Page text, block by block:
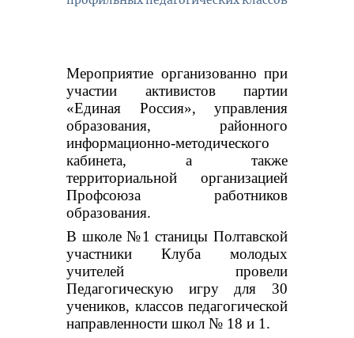
Мероприятие организованно при
участии активистов партии
«Единая Россия», управления
образования, районного
информационно-методического
кабинета, а также
территориальной организацией
Профсоюза работников
образования.
В школе №1 станицы Полтавской
участники Клуба молодых
учителей провели
Педагогическую игру для 30
учеников, классов педагогической
направленности школ № 18 и 1.